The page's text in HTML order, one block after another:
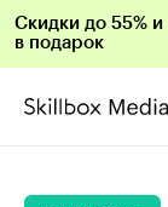
Скидки до 55%
в подарок